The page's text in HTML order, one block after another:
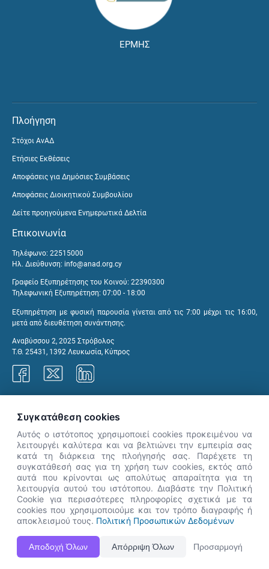
ΕΡΜΗΣ
Πλοήγηση
Στόχοι ΑνΑΔ
Ετήσιες Εκθέσεις
Αποφάσεις για Δημόσιες Συμβάσεις
Αποφάσεις Διοικητικού Συμβουλίου
Δείτε προηγούμενα Ενημερωτικά Δελτία
Επικοινωνία
Τηλέφωνο: 22515000
Ηλ. Διεύθυνση: info@anad.org.cy
Γραφείο Εξυπηρέτησης του Κοινού: 22390300
Τηλεφωνική Εξυπηρέτηση: 07:00 - 18:00
Εξυπηρέτηση με φυσική παρουσία γίνεται από τις 7:00 μέχρι τις 16:00,
μετά από διευθέτηση συνάντησης.
Αναβύσσου 2, 2025 Στρόβολος
Τ.Θ. 25431, 1392 Λευκωσία, Κύπρος
Η Ιστοσελίδα ΑνΑΔ είναι πλήρως συμβατή με τις νεότερες εκδόσεις, Google Chrome, Mozilla Firefox,
Apple Safari καθώς και Internet Explorer.
👋 Καλώς ήρθες! Είμαι η Νόησις.
Πες μου πώς μπορώ να σε βοηθήσω
σήμερα.
Συγκατάθεση cookies
Αυτός ο ιστότοπος χρησιμοποιεί cookies προκειμένου να
λειτουργέι καλύτερα και να βελτιώνει την εμπειρία σας
κατά τη διάρκεια της πλοήγησής σας. Παρέχετε τη
συγκατάθεσή σας για τη χρήση των cookies, εκτός από
αυτά που κρίνονται ως απολύτως απαραίτητα για τη
λειτουργία αυτού του ιστότοπου. Διαβάστε την Πολιτική
Cookie για περισσότερες πληροφορίες σχετικά με τα
cookies που χρησιμοποιούμε και τον τρόπο διαγραφής ή
αποκλεισμού τους. Πολιτική Προσωπικών Δεδομένων
Αποδοχή Όλων Απόρριψη Όλων Προσαρμογή